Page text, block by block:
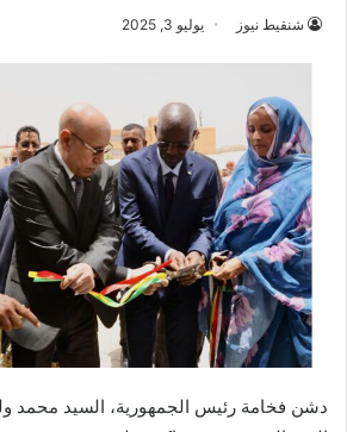
شنقيط نيوز يوليو 3, 2025
دشن فخامة رئيس الجمهورية، السيد محمد